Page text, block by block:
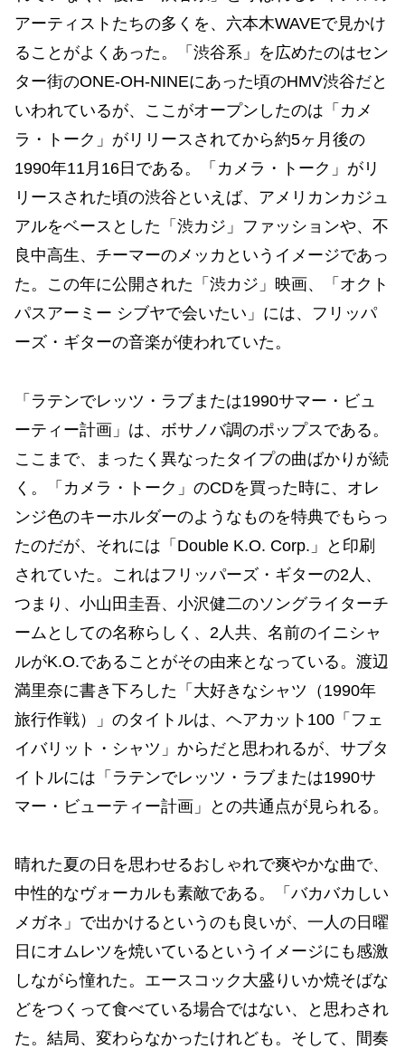
アーティストたちの多くを、六本木WAVEで見かけ
ることがよくあった。「渋谷系」を広めたのはセン
ター街のONE-OH-NINEにあった頃のHMV渋谷だと
いわれているが、ここがオープンしたのは「カメ
ラ・トーク」がリリースされてから約5ヶ月後の
1990年11月16日である。「カメラ・トーク」がリ
リースされた頃の渋谷といえば、アメリカンカジュ
アルをベースとした「渋カジ」ファッションや、不
良中高生、チーマーのメッカというイメージであっ
た。この年に公開された「渋カジ」映画、「オクト
パスアーミー シブヤで会いたい」には、フリッパ
ーズ・ギターの音楽が使われていた。
「ラテンでレッツ・ラブまたは1990サマー・ビュ
ーティー計画」は、ボサノバ調のポップスである。
ここまで、まったく異なったタイプの曲ばかりが続
く。「カメラ・トーク」のCDを買った時に、オレ
ンジ色のキーホルダーのようなものを特典でもらっ
たのだが、それには「Double K.O. Corp.」と印刷
されていた。これはフリッパーズ・ギターの2人、
つまり、小山田圭吾、小沢健二のソングライターチ
ームとしての名称らしく、2人共、名前のイニシャ
ルがK.O.であることがその由来となっている。渡辺
満里奈に書き下ろした「大好きなシャツ（1990年
旅行作戦）」のタイトルは、ヘアカット100「フェ
イバリット・シャツ」からだと思われるが、サブタ
イトルには「ラテンでレッツ・ラブまたは1990サ
マー・ビューティー計画」との共通点が見られる。
晴れた夏の日を思わせるおしゃれで爽やかな曲で、
中性的なヴォーカルも素敵である。「バカバカしい
メガネ」で出かけるというのも良いが、一人の日曜
日にオムレツを焼いているというイメージにも感激
しながら憧れた。エースコック大盛りいか焼そばな
どをつくって食べている場合ではない、と思わされ
た。結局、変わらなかったけれども。そして、間奏